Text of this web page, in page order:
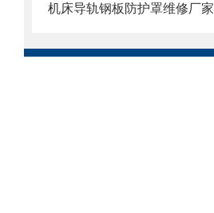
机床导轨钢板防护罩维修厂家